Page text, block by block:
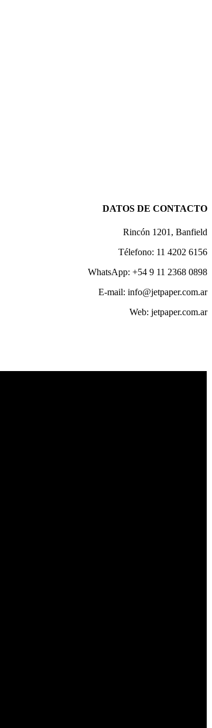
DATOS DE CONTACTO
Rincón 1201, Banfield
Télefono: 11 4202 6156
WhatsApp: +54 9 11 2368 0898
E-mail: info@jetpaper.com.ar
Web: jetpaper.com.ar